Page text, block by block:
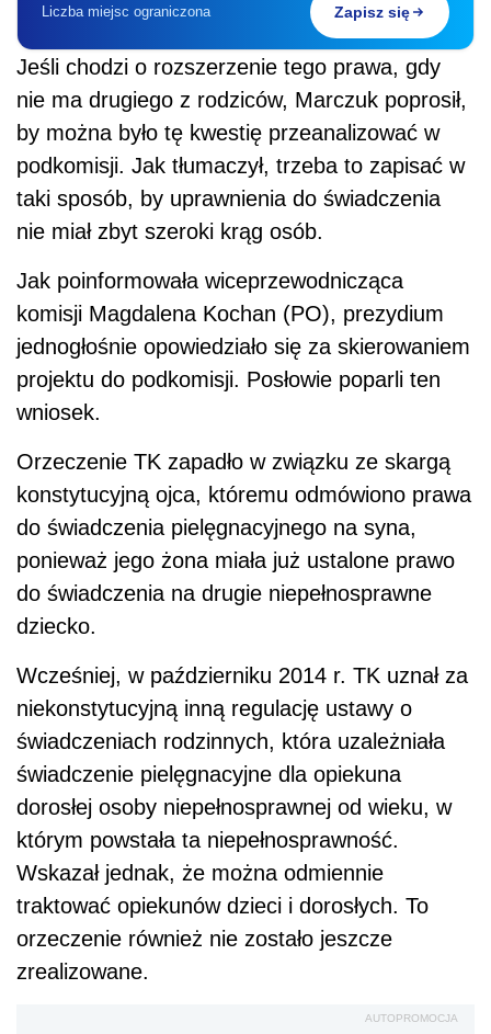
Liczba miejsc ograniczona Zapisz się
Jeśli chodzi o rozszerzenie tego prawa, gdy
nie ma drugiego z rodziców, Marczuk poprosił,
by można było tę kwestię przeanalizować w
podkomisji. Jak tłumaczył, trzeba to zapisać w
taki sposób, by uprawnienia do świadczenia
nie miał zbyt szeroki krąg osób.
Jak poinformowała wiceprzewodnicząca
komisji Magdalena Kochan (PO), prezydium
jednogłośnie opowiedziało się za skierowaniem
projektu do podkomisji. Posłowie poparli ten
wniosek.
Orzeczenie TK zapadło w związku ze skargą
konstytucyjną ojca, któremu odmówiono prawa
do świadczenia pielęgnacyjnego na syna,
ponieważ jego żona miała już ustalone prawo
do świadczenia na drugie niepełnosprawne
dziecko.
Wcześniej, w październiku 2014 r. TK uznał za
niekonstytucyjną inną regulację ustawy o
świadczeniach rodzinnych, która uzależniała
świadczenie pielęgnacyjne dla opiekuna
dorosłej osoby niepełnosprawnej od wieku, w
którym powstała ta niepełnosprawność.
Wskazał jednak, że można odmiennie
traktować opiekunów dzieci i dorosłych. To
orzeczenie również nie zostało jeszcze
zrealizowane.
AUTOPROMOCJA